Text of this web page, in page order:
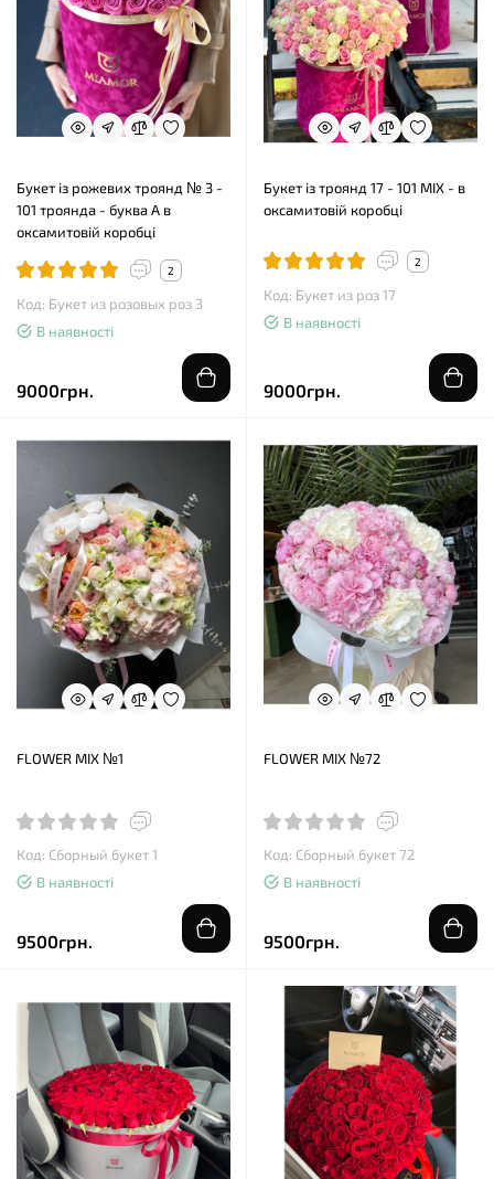
Букет із рожевих троянд № 3 -
101 троянда - буква А в
оксамитовій коробці
2
Код: Букет из розовых роз 3
В наявності
9000грн.
Букет із троянд 17 - 101 MIX - в
оксамитовій коробці
2
Код: Букет из роз 17
В наявності
9000грн.
FLOWER MIX №1
Код: Сборный букет 1
В наявності
9500грн.
FLOWER MIX №72
Код: Сборный букет 72
В наявності
9500грн.